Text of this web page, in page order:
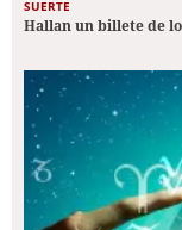
SUERTE
Hallan un billete de